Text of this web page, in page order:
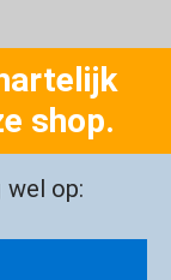
shop.
wel op: